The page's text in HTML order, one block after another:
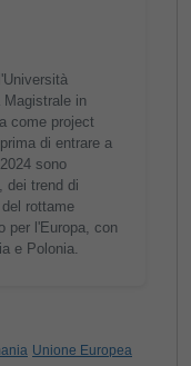
Magistrale in
come project
di entrare a
sono
dei trend di
rottame
per l'Europa, con
e Polonia.
Unione Europea